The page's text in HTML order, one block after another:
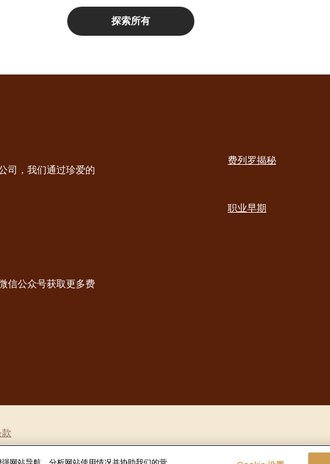
探索所有
司，我们通过珍爱的
信公众号获取更多费
费列罗揭秘
职业早期